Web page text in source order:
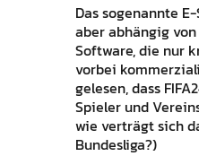
Das sogenannte
aber abhängig
Software, die nur
vorbei
gelesen, dass
Spieler und
wie verträgt sich
Bundesliga?)